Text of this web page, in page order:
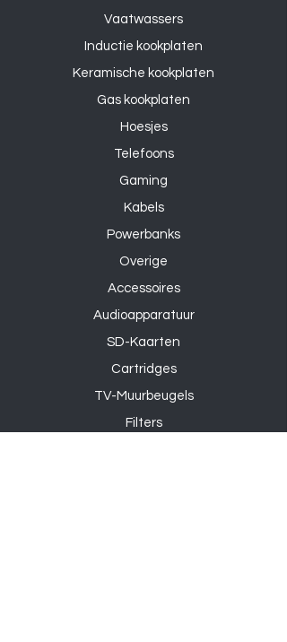
Vaatwassers
Inductie kookplaten
Keramische kookplaten
Gas kookplaten
Hoesjes
Telefoons
Gaming
Kabels
Powerbanks
Overige
Accessoires
Audioapparatuur
SD-Kaarten
Cartridges
TV-Muurbeugels
Filters